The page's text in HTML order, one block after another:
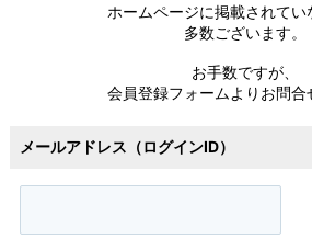
ホームページに掲載されてい
多数ございます。
お手数ですが、
会員登録フォームよりお問合
メールアドレス（ログインID）